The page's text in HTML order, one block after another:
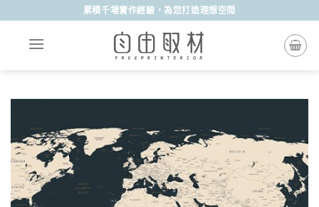
content
累積千場實作經驗，為您打造理想空間